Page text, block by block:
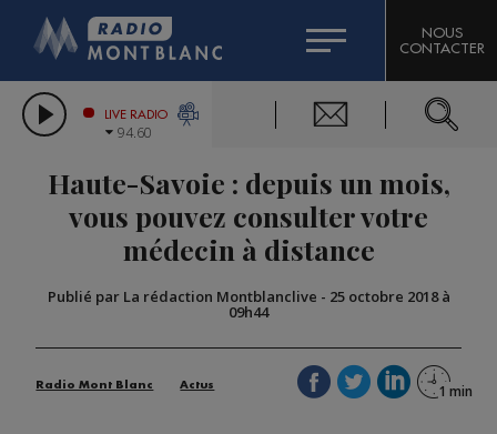
LES CHRONIQUES DE L'EXPERT
CITIZEN MACHINERY
GRAND MASSIF DOMAINES SKIABLES
BIGARD
COMPAGNIE DU MONT-BLANC
NOUS
CONTACTER
LIVE RADIO
94.60
Haute-Savoie : depuis un mois,
vous pouvez consulter votre
médecin à distance
Publié par La rédaction Montblanclive - 25 octobre 2018 à
09h44
Radio Mont Blanc Actus